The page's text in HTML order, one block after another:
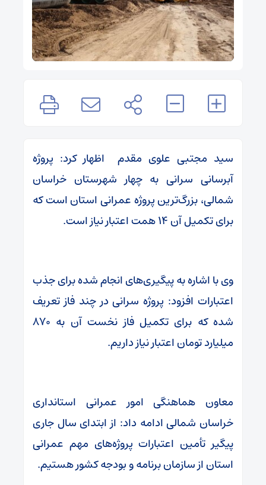
سید مجتبی علوی مقدم اظهار کرد: پروژه
آبرسانی سرانی به چهار شهرستان خراسان
شمالی، بزرگ‌ترین پروژه عمرانی استان است که
برای تکمیل آن ۱۴ همت اعتبار نیاز است.
وی با اشاره به پیگیری‌های انجام شده برای جذب
اعتبارات افزود: پروژه سرانی در چند فاز تعریف
شده که برای تکمیل فاز نخست آن به ۸۷۰
میلیارد تومان اعتبار نیاز داریم.
معاون هماهنگی امور عمرانی استانداری
خراسان شمالی ادامه داد: از ابتدای سال جاری
پیگیر تأمین اعتبارات پروژه‌های مهم عمرانی
استان از سازمان برنامه و بودجه کشور هستیم.